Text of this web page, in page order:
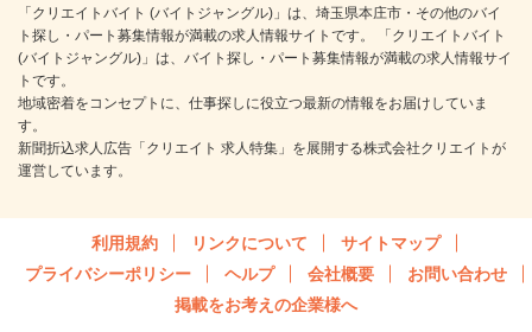
「クリエイトバイト (バイトジャングル)」は、埼玉県本庄市・その他のバイ
ト探し・パート募集情報が満載の求人情報サイトです。 「クリエイトバイト
(バイトジャングル)」は、バイト探し・パート募集情報が満載の求人情報サイ
トです。
地域密着をコンセプトに、仕事探しに役立つ最新の情報をお届けしていま
す。
新聞折込求人広告「クリエイト 求人特集」を展開する株式会社クリエイトが
運営しています。
利用規約 リンクについて
サイトマップ
プライバシーポリシー
ヘルプ 会社概要
お問い合わせ
掲載をお考えの企業様へ